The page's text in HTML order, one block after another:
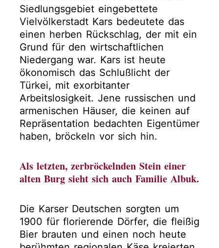
Siedlungsgebiet eingebettete
Vielvölkerstadt Kars bedeutete das
einen herben Rückschlag, der mit ein
Grund für den wirtschaftlichen
Niedergang war. Kars ist heute
ökonomisch das Schlußlicht der
Türkei, mit exorbitanter
Arbeitslosigkeit. Jene russischen und
armenischen Häuser, die keinen auf
Repräsentation bedachten Eigentümer
haben, bröckeln vor sich hin.
Als letzten, zerbröckelnden Stein einer
alten Burg sieht sich auch Familie Albuk.
Die Karser Deutschen sorgten um
1900 für florierende Dörfer, die fleißig
Bier brauten und einen noch heute